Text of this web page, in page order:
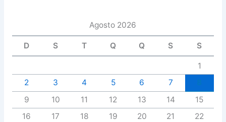
Agosto 2026
D S T Q Q S S
1
2
3 4 5 6 7
9
10 11 12 13 14
15
16
17 18 19 20 21
22